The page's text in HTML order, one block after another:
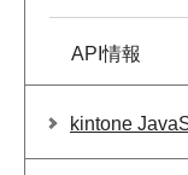
API情報
kintone